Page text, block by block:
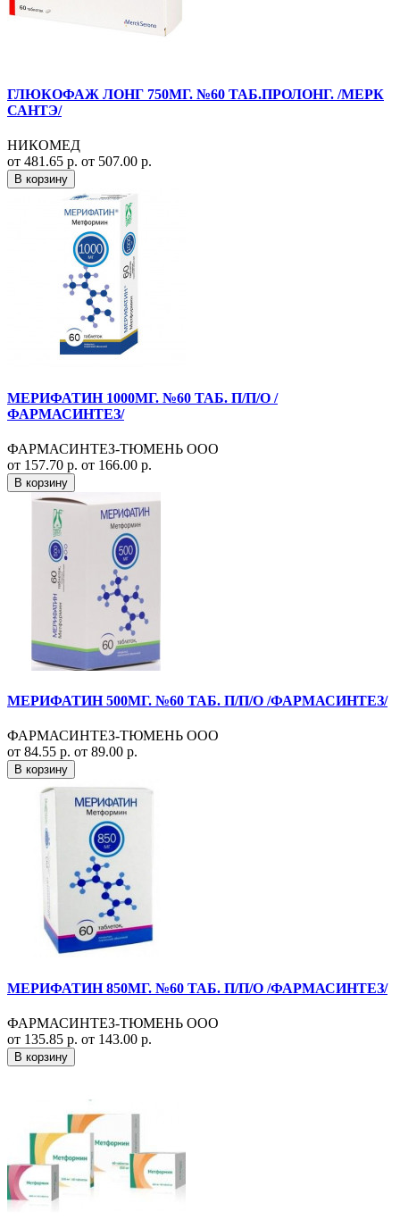
ГЛЮКОФАЖ ЛОНГ 750МГ. №60 ТАБ.ПРОЛОНГ. /МЕРК
САНТЭ/
НИКОМЕД
от 481.65 р. от 507.00 р.
В корзину
МЕРИФАТИН 1000МГ. №60 ТАБ. П/П/О /
ФАРМАСИНТЕЗ/
ФАРМАСИНТЕЗ-ТЮМЕНЬ ООО
от 157.70 р. от 166.00 р.
В корзину
МЕРИФАТИН 500МГ. №60 ТАБ. П/П/О /ФАРМАСИНТЕЗ/
ФАРМАСИНТЕЗ-ТЮМЕНЬ ООО
от 84.55 р. от 89.00 р.
В корзину
МЕРИФАТИН 850МГ. №60 ТАБ. П/П/О /ФАРМАСИНТЕЗ/
ФАРМАСИНТЕЗ-ТЮМЕНЬ ООО
от 135.85 р. от 143.00 р.
В корзину